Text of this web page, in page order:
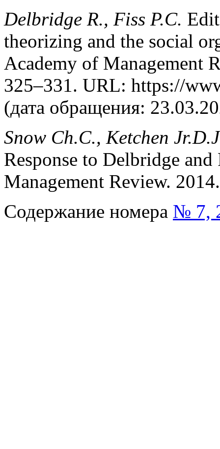
Delbridge R., Fiss P.C.
theorizing and the social
Academy of Management
325–331. URL: https://
(дата обращения:
Snow Ch.C., Ketchen
Response to Delbridge
Management Review.
Содержание номера № 7,